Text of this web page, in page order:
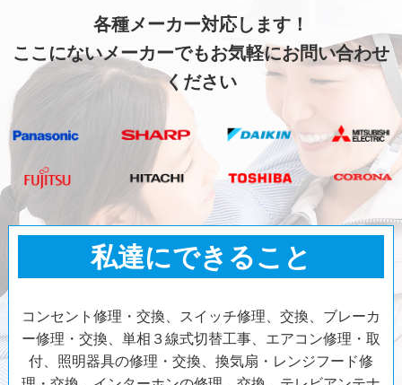
各種メーカー対応します！
ここにないメーカーでもお気軽にお問い合わせ
ください
私達にできること
コンセント修理・交換、スイッチ修理、交換、ブレーカ
ー修理・交換、単相３線式切替工事、エアコン修理・取
付、照明器具の修理・交換、換気扇・レンジフード修